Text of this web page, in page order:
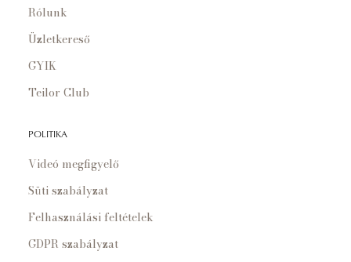
Rólunk
Üzletkereső
GYIK
Teilor Club
POLITIKA
Videó megfigyelő
Süti szabályzat
Felhasználási feltételek
GDPR szabályzat